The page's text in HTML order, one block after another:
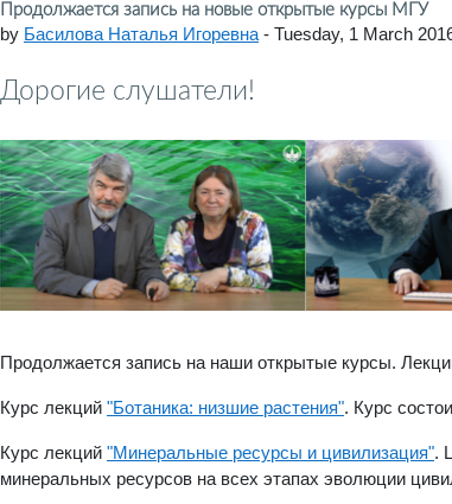
Продолжается запись на новые открытые курсы МГУ
by Басилова Наталья Игоревна - Tuesday, 1 March
Number of replies: 0
Дорогие слушатели!
Продолжается запись на наши открытые курсы.
Курс лекций "Ботаника: низшие растения". Курс
Курс лекций "Минеральные ресурсы и цивилизация".
минеральных ресурсов на всех этапах эволюции